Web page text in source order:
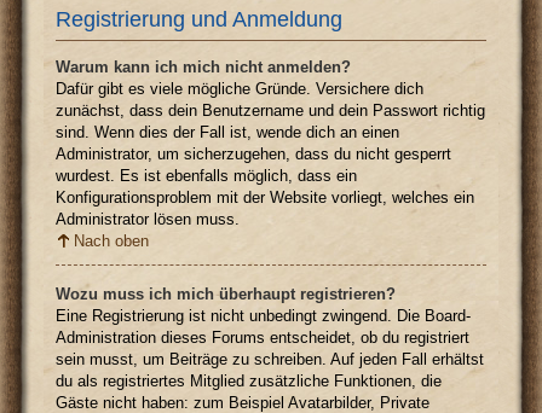
Registrierung und Anmeldung
Warum kann ich mich nicht anmelden?
Dafür gibt es viele mögliche Gründe. Versichere dich
zunächst, dass dein Benutzername und dein Passwort richtig
sind. Wenn dies der Fall ist, wende dich an einen
Administrator, um sicherzugehen, dass du nicht gesperrt
wurdest. Es ist ebenfalls möglich, dass ein
Konfigurationsproblem mit der Website vorliegt, welches ein
Administrator lösen muss.
Nach oben
Wozu muss ich mich überhaupt registrieren?
Eine Registrierung ist nicht unbedingt zwingend. Die Board-
Administration dieses Forums entscheidet, ob du registriert
sein musst, um Beiträge zu schreiben. Auf jeden Fall erhältst
du als registriertes Mitglied zusätzliche Funktionen, die
Gäste nicht haben: zum Beispiel Avatarbilder, Private